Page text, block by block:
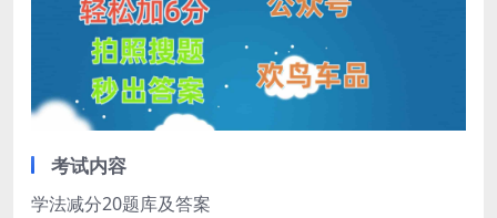
考试内容
学法减分20题库及答案